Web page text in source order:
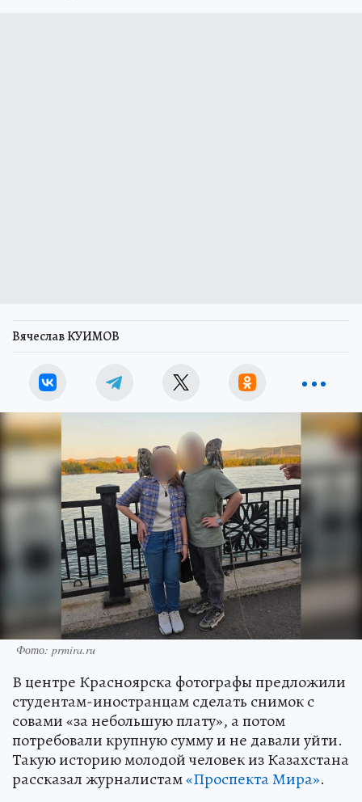
Вячеслав КУИМОВ
Фото: prmira.ru
В центре Красноярска фотографы предложили
студентам-иностранцам сделать снимок с
совами «за небольшую плату», а потом
потребовали крупную сумму и не давали уйти.
Такую историю молодой человек из Казахстана
рассказал журналистам«Проспекта Мира».